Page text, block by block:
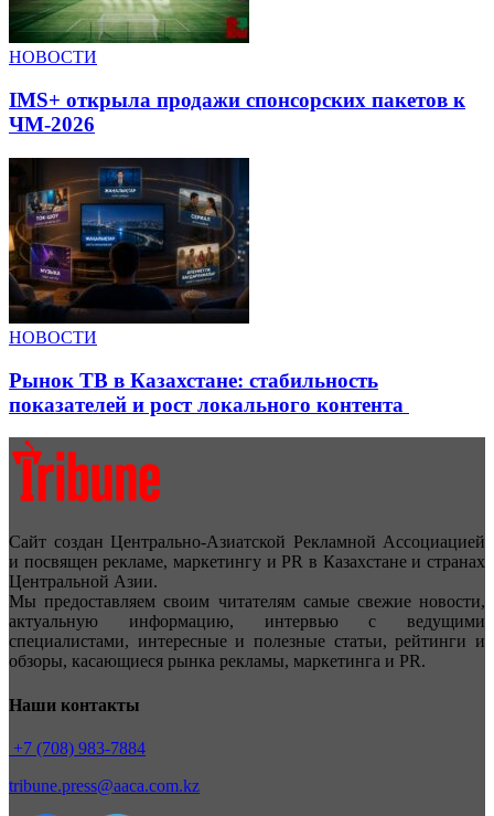
НОВОСТИ
IMS+ открыла продажи спонсорских пакетов к
ЧМ-2026
НОВОСТИ
Рынок ТВ в Казахстане: стабильность
показателей и рост локального контента
Сайт создан Центрально-Азиатской Рекламной Ассоциацией
и посвящен рекламе, маркетингу и PR в Казахстане и странах
Центральной Азии.
Мы предоставляем своим читателям самые свежие новости,
актуальную информацию, интервью с ведущими
специалистами, интересные и полезные статьи, рейтинги и
обзоры, касающиеся рынка рекламы, маркетинга и PR.
Наши контакты
+7 (708) 983-7884
tribune.press@aaca.com.kz